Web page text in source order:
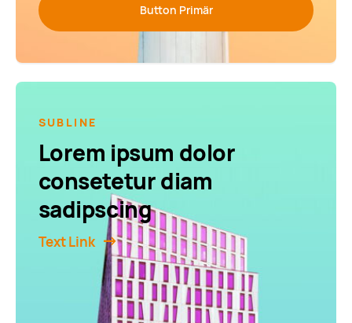
Button Primär
SUBLINE
Lorem ipsum dolor
consetetur diam
sadipscing
Text Link